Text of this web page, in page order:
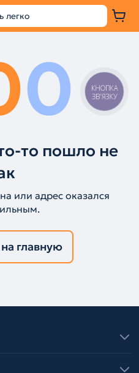
0
то пошло не
или адрес оказался
главную
КНОПКА
ЗВ'ЯЗКУ